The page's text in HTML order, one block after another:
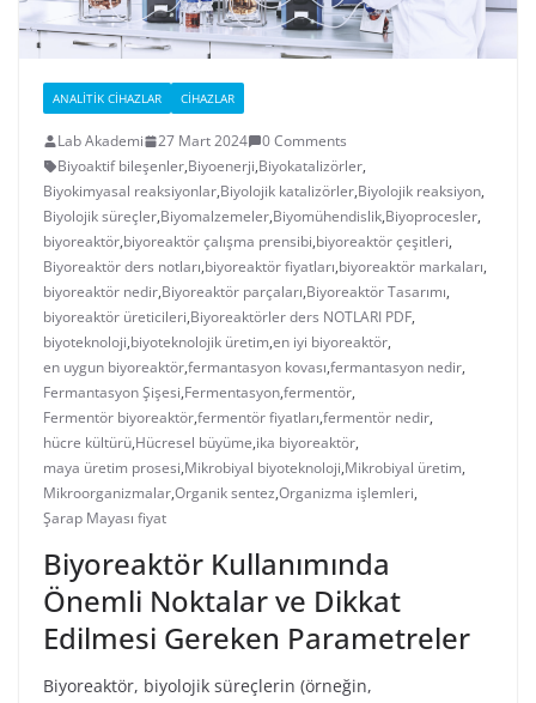
ANALITIK CIHAZLAR CIHAZLAR
Lab Akademi 27 Mart 2024
0 Comments
Biyoaktif bileşenler,Biyoenerji,Biyokatalizörler,
Biyokimyasal reaksiyonlar,Biyolojik katalizörler,Biyolojik reaksiyon,
Biyolojik süreçler,Biyomalzemeler,Biyomühendislik,Biyoprocesler,
biyoreaktör,biyoreaktör çalışma prensibi,biyoreaktör çeşitleri,
Biyoreaktör ders notları,biyoreaktör fiyatları,biyoreaktör markaları,
biyoreaktör nedir,Biyoreaktör parçaları,Biyoreaktör Tasarımı,
biyoreaktör üreticileri,Biyoreaktörler ders NOTLARI PDF,
biyoteknoloji,biyoteknolojik üretim,en iyi biyoreaktör,
en uygun biyoreaktör,fermantasyon kovası,fermantasyon nedir,
Fermantasyon Şişesi,Fermentasyon,fermentör,
Fermentör biyoreaktör,fermentör fiyatları,fermentör nedir,
hücre kültürü,Hücresel büyüme,ika biyoreaktör,
maya üretim prosesi,Mikrobiyal biyoteknoloji,Mikrobiyal üretim,
Mikroorganizmalar,Organik sentez,Organizma işlemleri,
Şarap Mayası fiyat
Biyoreaktör Kullanımında
Önemli Noktalar ve Dikkat
Edilmesi Gereken Parametreler
Biyoreaktör, biyolojik süreçlerin (örneğin,